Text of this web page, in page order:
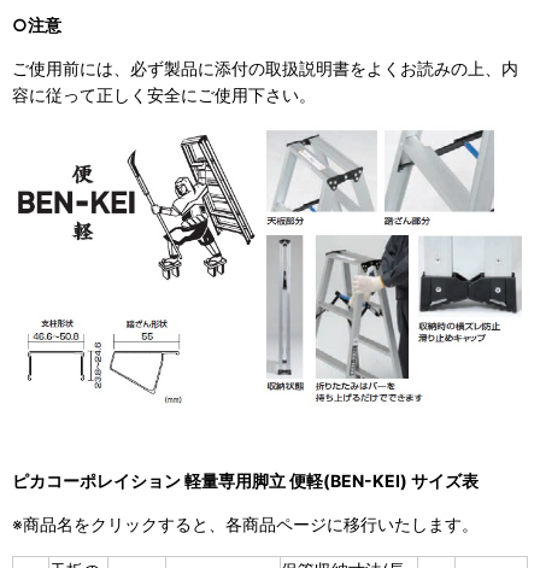
○注意
ご使用前には、必ず製品に添付の取扱説明書をよくお読みの上、内
容に従って正しく安全にご使用下さい。
ピカコーポレイション 軽量専用脚立 便軽(BEN-KEI) サイズ表
※商品名をクリックすると、各商品ページに移行いたします。